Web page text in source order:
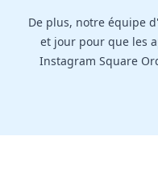
De plus, notre équipe
et jour pour que les
Instagram Square